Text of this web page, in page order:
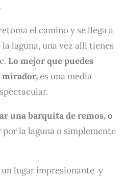
el camino y se llega a
laguna, una vez allí tienes
Lo mejor que puedes
mirador,es una media
una barquita de remos, o
por la laguna o simplemente
un lugar impresionante y